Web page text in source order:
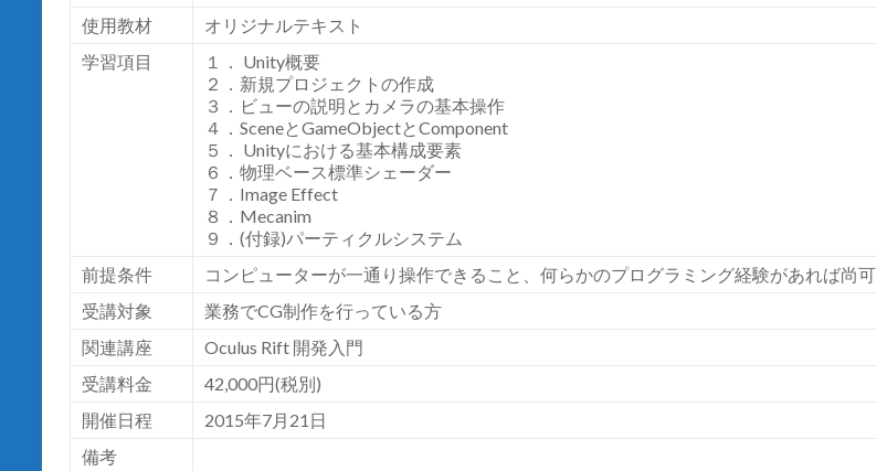
使用教材
オリジナルテキスト
学習項目
１． Unity概要
２．新規プロジェクトの作成
３．ビューの説明とカメラの基本操作
４．SceneとGameObjectとComponent
５． Unityにおける基本構成要素
６．物理ベース標準シェーダー
７．Image Effect
８．Mecanim
９．(付録)パーティクルシステム
前提条件
コンピューターが一通り操作できること、何らかのプログラミング経験があれば尚可
受講対象
業務でCG制作を行っている方
関連講座
Oculus Rift 開発入門
受講料金
42,000円(税別)
開催日程
2015年7月21日
備考